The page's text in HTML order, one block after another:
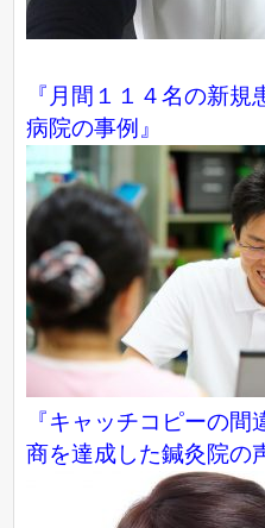
『月間１１４名の新
病院の事例』
『キャッチコピーの
商を達成した鍼灸院の